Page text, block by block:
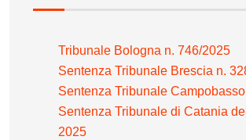
Tribunale Bologna n. 746/2025
Sentenza Tribunale Brescia n.
Sentenza Tribunale
Sentenza Tribunale di Catania
2025